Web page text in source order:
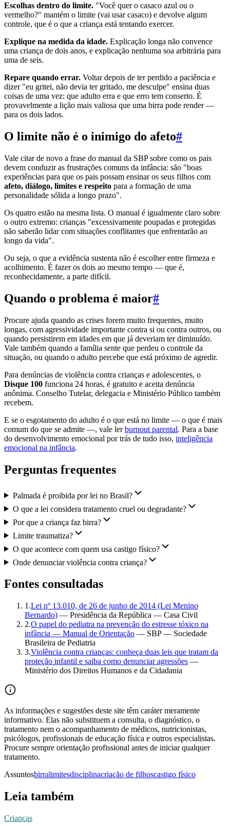
Escolhas dentro do limite. "Você quer o casaco azul ou o
vermelho?" mantém o limite (vai usar casaco) e devolve algum
controle, que é o que a criança está tentando exercer.
Explique na medida da idade. Explicação longa não convence
uma criança de dois anos, e explicação nenhuma soa arbitrária para
uma de seis.
Repare quando errar. Voltar depois de ter perdido a paciência e
dizer "eu gritei, não devia ter gritado, me desculpe" ensina duas
coisas de uma vez: que adulto erra e que erro tem conserto. É
provavelmente a lição mais valiosa que uma birra pode render —
para os dois lados.
O limite não é o inimigo do afeto#
Vale citar de novo a frase do manual da SBP sobre como os pais
devem conduzir as frustrações comuns da infância: são "boas
experiências para que os pais possam ensinar os seus filhos com
afeto, diálogo, limites e respeito para a formação de uma
personalidade sólida a longo prazo".
Os quatro estão na mesma lista. O manual é igualmente claro sobre
o outro extremo: crianças "excessivamente poupadas e protegidas
não saberão lidar com situações conflitantes que enfrentarão ao
longo da vida".
Ou seja, o que a evidência sustenta não é escolher entre firmeza e
acolhimento. É fazer os dois ao mesmo tempo — que é,
reconhecidamente, a parte difícil.
Quando o problema é maior#
Procure ajuda quando as crises forem muito frequentes, muito
longas, com agressividade importante contra si ou contra outros, ou
quando persistirem em idades em que já deveriam ter diminuído.
Vale também quando a família sente que perdeu o controle da
situação, ou quando o adulto percebe que está próximo de agredir.
Para denúncias de violência contra crianças e adolescentes, o
Disque 100 funciona 24 horas, é gratuito e aceita denúncia
anônima. Conselho Tutelar, delegacia e Ministério Público também
recebem.
E se o esgotamento do adulto é o que está no limite — o que é mais
comum do que se admite —, vale lerburnout parental. Para a base
do desenvolvimento emocional por trás de tudo isso, inteligência
emocional na infância.
Perguntas frequentes
Palmada é proibida por lei no Brasil?
O que a lei considera tratamento cruel ou degradante?
Por que a criança faz birra?
Limite traumatiza?
O que acontece com quem usa castigo físico?
Onde denunciar violência contra criança?
Fontes consultadas
1 .Lei nº 13.010, de 26 de junho de 2014 (Lei Menino
Bernardo) — Presidência da República — Casa Civil
2.O papel do pediatra na prevenção do estresse tóxico na
infância — Manual de Orientação — SBP — Sociedade
Brasileira de Pediatria
3.Violência contra crianças: conheça duas leis que tratam da
proteção infantil e saiba como denunciar agressões —
Ministério dos Direitos Humanos e da Cidadania
As informações e sugestões deste site têm caráter meramente
informativo. Elas não substituem a consulta, o diagnóstico, o
tratamento nem o acompanhamento de médicos, nutricionistas,
psicólogos, profissionais de educação física e outros especialistas.
Procure sempre orientação profissional antes de iniciar qualquer
tratamento.
Assuntosbirralimitesdisciplinacriação de filhoscastigo físico
Leia também
Crianças